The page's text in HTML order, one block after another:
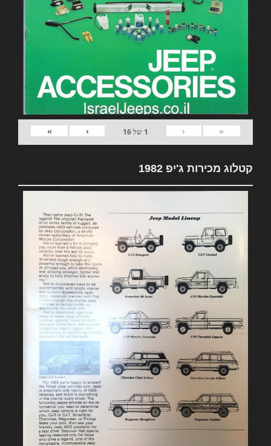
«
‹
1 של16
›
»
קטלוג מכירות ג'יפ 1982